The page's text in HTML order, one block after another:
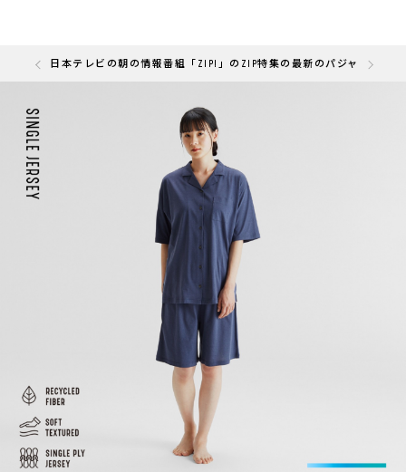
快眠部門」を受賞しました
日本テレビの朝の情報番組「ZIP!」のZIP特集の最新のパジャマとし